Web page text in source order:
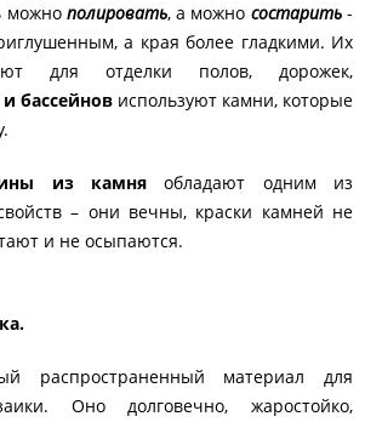
можно полировать, а можно состарить-
а края более гладкими. Их
для отделки полов, дорожек,
бассейнов используют камни, которые
из камня обладают одним из
– они вечны, краски камней не
и не осыпаются.
распространенный материал для
Оно долговечно, жаростойко,